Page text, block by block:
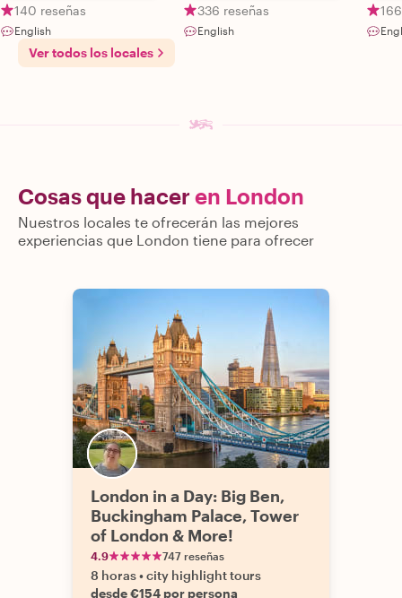
140 reseñas
English
336 reseñas
English
Ver todos los locales
Cosas que hacer en London
Nuestros locales te ofrecerán las mejores
experiencias que London tiene para ofrecer
London in a Day: Big Ben,
Buckingham Palace, Tower
of London & More!
4.9 747 reseñas
8 horas•city highlight tours
desde €154 por persona